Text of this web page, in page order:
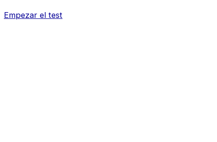
Empezar el test